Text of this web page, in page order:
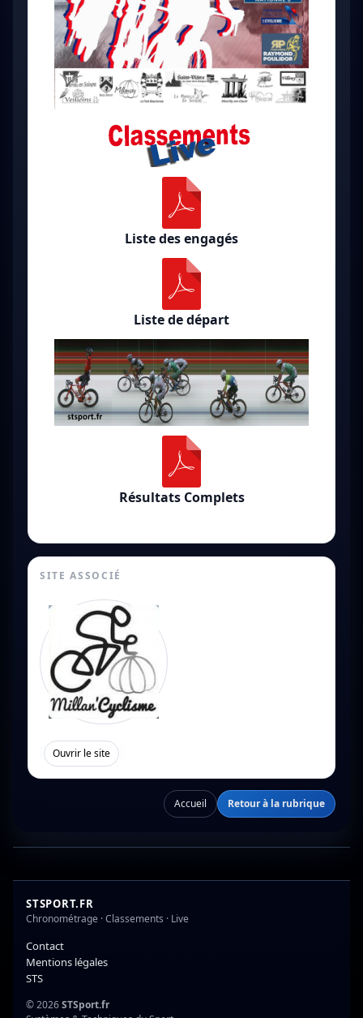
Liste des engagés
Liste de départ
Résultats Complets
SITE ASSOCIÉ
Ouvrir le site
Accueil Retour à la rubrique
STSPORT.FR
Chronométrage · Classements · Live
Contact
Mentions légales
STS
© 2026STSport.fr